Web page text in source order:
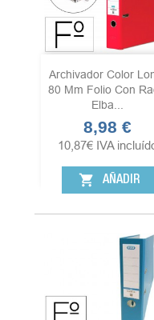
Archivador Color
80 Mm Folio Con
Elba...
Precio
8,98 €
10,87€ IVA
shopping_cart AÑADIR